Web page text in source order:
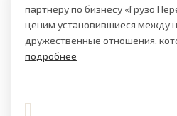
партнёру по бизнесу «Грузо
ценим установившиеся между
дружественные отношения,
подробнее